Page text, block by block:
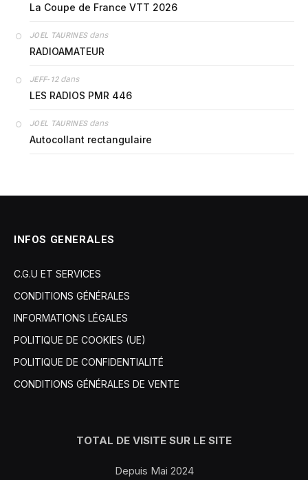
La Coupe de France VTT 2026
JOEL TAURINESdans
RADIOAMATEUR
JEFF-12dans
LES RADIOS PMR 446
JOEL TAURINESdans
Autocollant rectangulaire
INFOS GENERALES
C.G.U ET SERVICES
CONDITIONS GÉNÉRALES
INFORMATIONS LÉGALES
POLITIQUE DE COOKIES (UE)
POLITIQUE DE CONFIDENTIALITÉ
CONDITIONS GÉNÉRALES DE VENTE
TOTAL DE VISITE SUR LE SITE
Depuis Mai 2024